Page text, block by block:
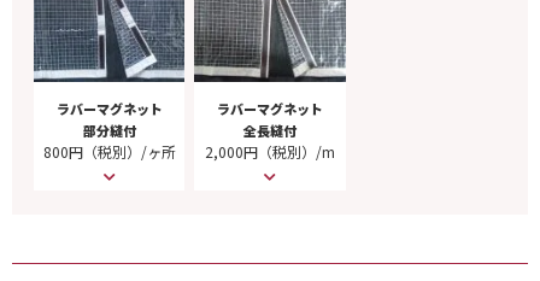
ラバーマグネット
部分縫付
800円（税別）/ヶ所
ラバーマグネット
全長縫付
2,000円（税別）/m